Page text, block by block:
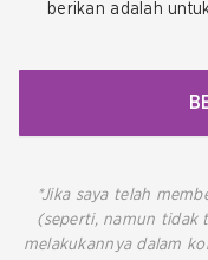
berikan adalah
*Jika saya telah
(seperti, namun tidak
melakukannya dalam